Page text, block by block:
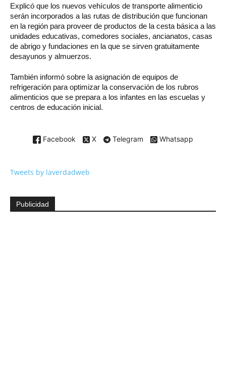
Explicó que los nuevos vehículos de transporte alimenticio
serán incorporados a las rutas de distribución que funcionan
en la región para proveer de productos de la cesta básica a las
unidades educativas, comedores sociales, ancianatos, casas
de abrigo y fundaciones en la que se sirven gratuitamente
desayunos y almuerzos.
También informó sobre la asignación de equipos de
refrigeración para optimizar la conservación de los rubros
alimenticios que se prepara a los infantes en las escuelas y
centros de educación inicial.
Facebook X Telegram Whatsapp
Tweets by laverdadweb
Publicidad